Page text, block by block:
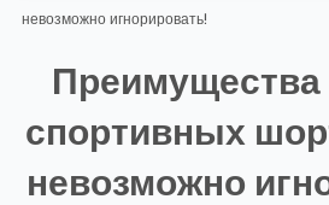
невозможно игнорировать!
спортивных
невозможно